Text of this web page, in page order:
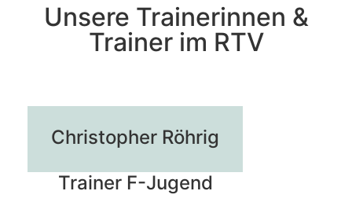
Unsere Trainerinnen &
Trainer im RTV
Christopher Röhrig
Trainer F-Jugend